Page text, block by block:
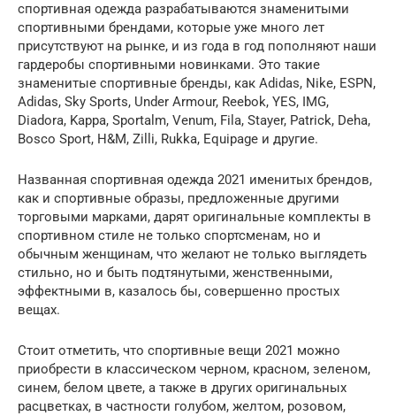
спортивная одежда разрабатываются знаменитыми
спортивными брендами, которые уже много лет
присутствуют на рынке, и из года в год пополняют наши
гардеробы спортивными новинками. Это такие
знаменитые спортивные бренды, как Adidas, Nike, ESPN,
Adidas, Sky Sports, Under Armour, Reebok, YES, IMG,
Diadora, Kappa, Sportalm, Venum, Fila, Stayer, Patrick, Deha,
Bosco Sport, H&M, Zilli, Rukka, Equipage и другие.
Названная спортивная одежда 2021 именитых брендов,
как и спортивные образы, предложенные другими
торговыми марками, дарят оригинальные комплекты в
спортивном стиле не только спортсменам, но и
обычным женщинам, что желают не только выглядеть
стильно, но и быть подтянутыми, женственными,
эффектными в, казалось бы, совершенно простых
вещах.
Стоит отметить, что спортивные вещи 2021 можно
приобрести в классическом черном, красном, зеленом,
синем, белом цвете, а также в других оригинальных
расцветках, в частности голубом, желтом, розовом,